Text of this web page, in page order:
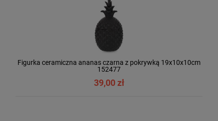
Figurka ceramiczna ananas czarna z pokrywką 19x10x10cm
152477
39,00 zł